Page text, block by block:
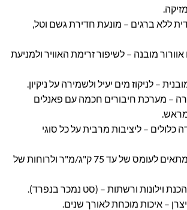
ללא ברגים – מונעת חדירת גשם וטל,
מובנה – לשיפור זרימת האוויר ולמניעת
– לניקוז מים יעיל ולשמירה על ניקיון.
– מערכת חיבורים חכמה עם פאנלים
מראש.
כלולים – ליציבות מרבית על כל סוגי
• עמידות גבוהה – מתאים לעומס של עד 75 ק"ג/מ"ר ולרוחות של
וילונות ורשתות – (סט נמכר בנפרד).